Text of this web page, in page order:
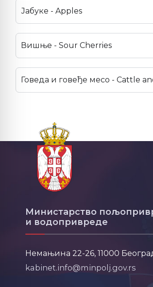
Јабуке - Apples
Вишње - Sour Cherries
Говеда и говеђе месо - Cattle
Министарство
и водопривреде
Немањина 22-26, 11000
kabinet.info@minpolj.gov.rs